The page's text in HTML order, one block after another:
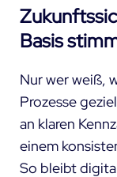
Basis
Nur wer weiß,
Prozesse
an klaren
einem
So bleibt